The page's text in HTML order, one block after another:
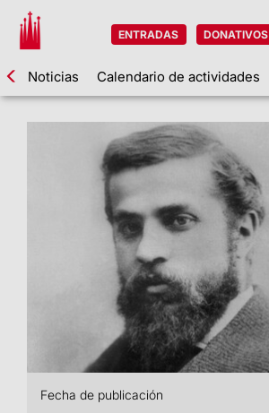
ENTRADAS DONATIVOS
Noticias Calendario de actividades
Fecha de publicación